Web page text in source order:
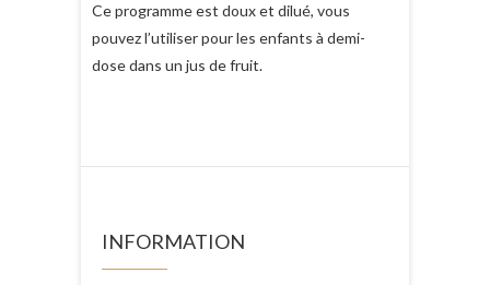
Ce programme est doux et dilué, vous
pouvez l’utiliser pour les enfants à demi-
dose dans un jus de fruit.
INFORMATION